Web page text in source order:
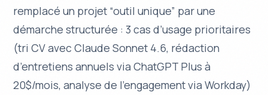
remplacé un projet “outil unique” par une
démarche structurée : 3 cas d’usage prioritaires
(tri CV avec Claude Sonnet 4.6, rédaction
d’entretiens annuels via ChatGPT Plus à
20$/mois, analyse de l’engagement via Workday)